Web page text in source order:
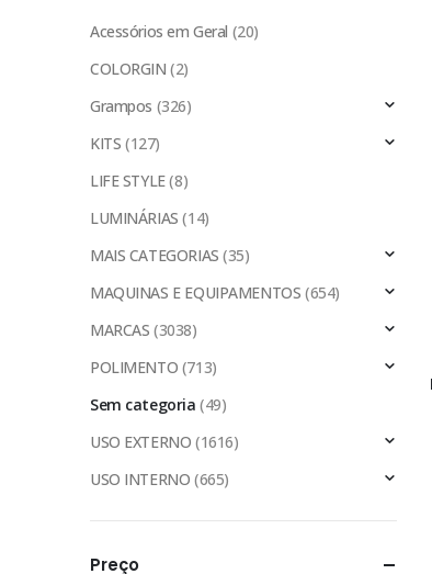
Acessórios em Geral (20)
COLORGIN (2)
Grampos (326)
KITS (127)
LIFE STYLE(8)
LUMINÁRIAS (14)
MAIS CATEGORIAS (35)
MAQUINAS E EQUIPAMENTOS (654)
MARCAS (3038)
POLIMENTO (713)
Sem categoria (49)
USO EXTERNO (1616)
USO INTERNO (665)
Preço